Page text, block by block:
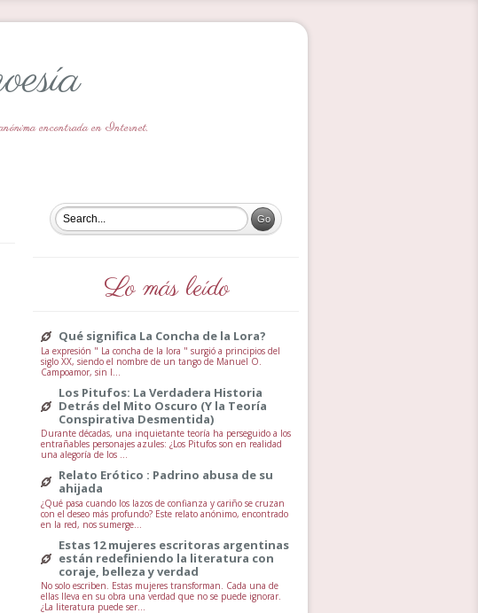
encontrada en Internet.
Lo más leído
Qué significa La Concha de la Lora?
La expresión " La concha de la lora " surgió a principios del
siglo XX, siendo el nombre de un tango de Manuel O.
Campoamor, sin l...
Los Pitufos: La Verdadera Historia
Detrás del Mito Oscuro (Y la Teoría
Conspirativa Desmentida)
Durante décadas, una inquietante teoría ha perseguido a los
entrañables personajes azules: ¿Los Pitufos son en realidad
una alegoría de los ...
Relato Erótico : Padrino abusa de su
ahijada
¿Qué pasa cuando los lazos de confianza y cariño se cruzan
con el deseo más profundo? Este relato anónimo, encontrado
en la red, nos sumerge...
Estas 12 mujeres escritoras argentinas
están redefiniendo la literatura con
coraje, belleza y verdad
No solo escriben. Estas mujeres transforman. Cada una de
ellas lleva en su obra una verdad que no se puede ignorar.
¿La literatura puede ser...